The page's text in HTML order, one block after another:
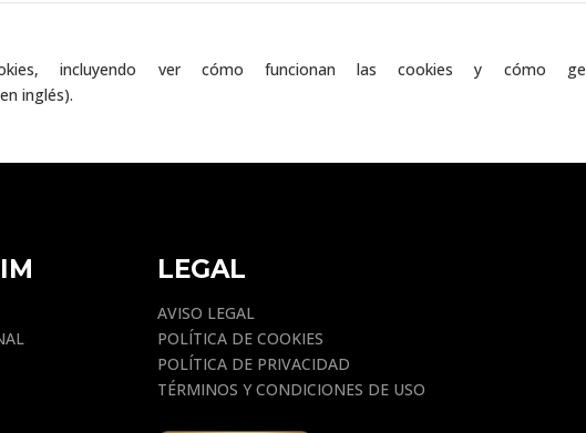
incluyendo ver cómo funcionan las cookies y cómo
inglés).
LEGAL
AVISO LEGAL
POLÍTICA DE COOKIES
POLÍTICA DE PRIVACIDAD
TÉRMINOS Y CONDICIONES DE USO